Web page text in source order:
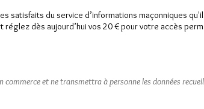
5
satisfaits du service d’informations maçonniques
dès aujourd’hui vos 20 € pour votre accès
commerce et ne transmettra à personne les données